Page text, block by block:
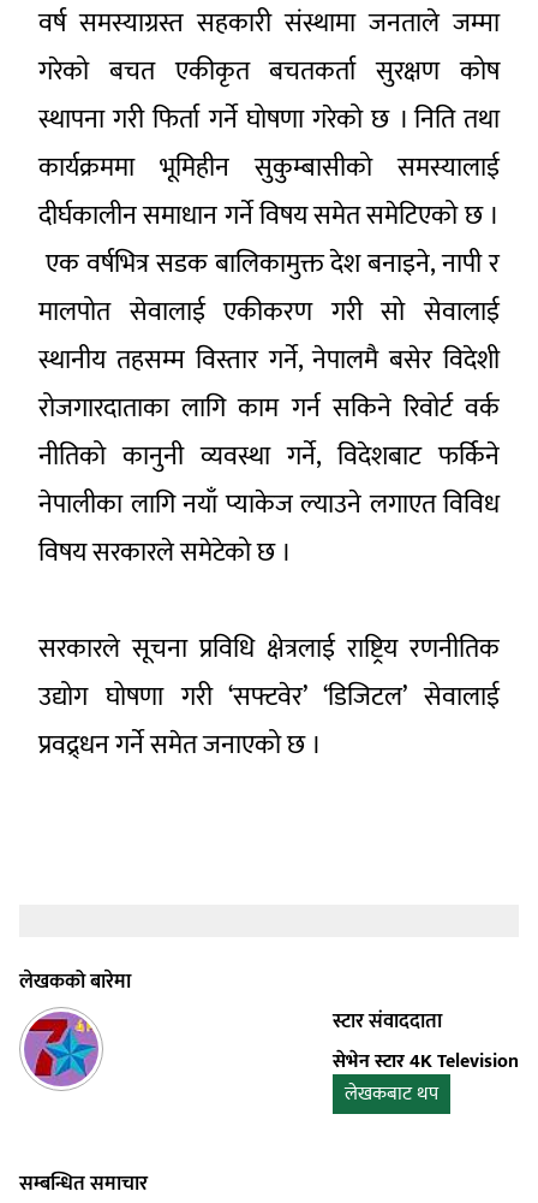
वर्ष समस्याग्रस्त सहकारी संस्थामा जनताले जम्मा
गरेको बचत एकीकृत बचतकर्ता सुरक्षण कोष
स्थापना गरी फिर्ता गर्ने घोषणा गरेको छ । निति तथा
कार्यक्रममा भूमिहीन सुकुम्बासीको समस्यालाई
दीर्घकालीन समाधान गर्ने विषय समेत समेटिएको छ ।
एक वर्षभित्र सडक बालिकामुक्त देश बनाइने, नापी र
मालपोत सेवालाई एकीकरण गरी सो सेवालाई
स्थानीय तहसम्म विस्तार गर्ने, नेपालमै बसेर विदेशी
रोजगारदाताका लागि काम गर्न सकिने रिवोर्ट वर्क
नीतिको कानुनी व्यवस्था गर्ने, विदेशबाट फर्किने
नेपालीका लागि नयाँ प्याकेज ल्याउने लगाएत विविध
विषय सरकारले समेटेको छ ।
सरकारले सूचना प्रविधि क्षेत्रलाई राष्ट्रिय रणनीतिक
उद्योग घोषणा गरी ‘सफ्टवेर’ ‘डिजिटल’ सेवालाई
प्रवद्र्धन गर्ने समेत जनाएको छ ।
लेखकको बारेमा
स्टार संवाददाता
सेभेन स्टार 4K Television
लेखकबाट थप
सम्बन्धित समाचार